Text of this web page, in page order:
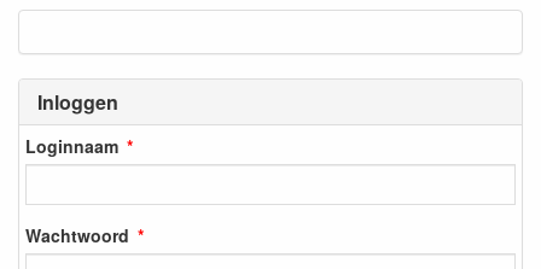
Inloggen
Loginnaam
Wachtwoord